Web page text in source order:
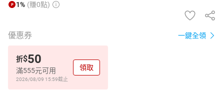
1% (賺0點)
優惠券 一鍵全領
折$50
滿555元可用
2026/08/09 15:59截止
領取